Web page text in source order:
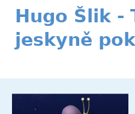
Hugo Šlik -
jeskyně